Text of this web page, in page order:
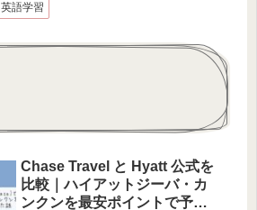
英語学習
Chase Travel と Hyatt 公式を
比較｜ハイアットジーバ・カ
ンクンを最安ポイントで予約